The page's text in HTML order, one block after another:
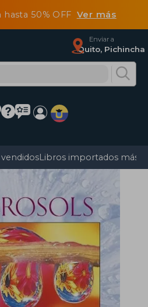
50% OFF Ver más
Enviar a
Quito, Pichincha
Libros importados más